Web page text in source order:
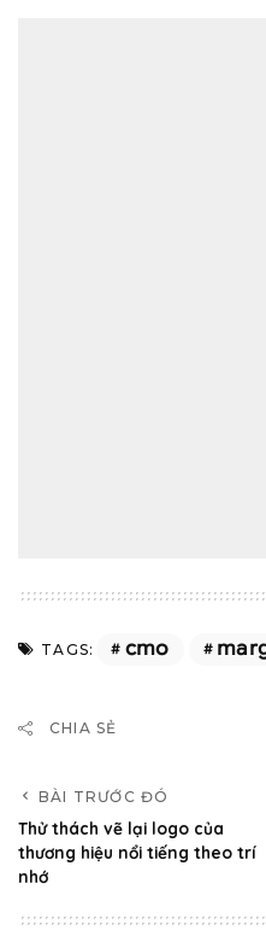
TAGS: cmo
CHIA SẺ
BÀI TRƯỚC ĐÓ
Thử thách vẽ lại logo của
thương hiệu nổi tiếng theo trí
nhớ